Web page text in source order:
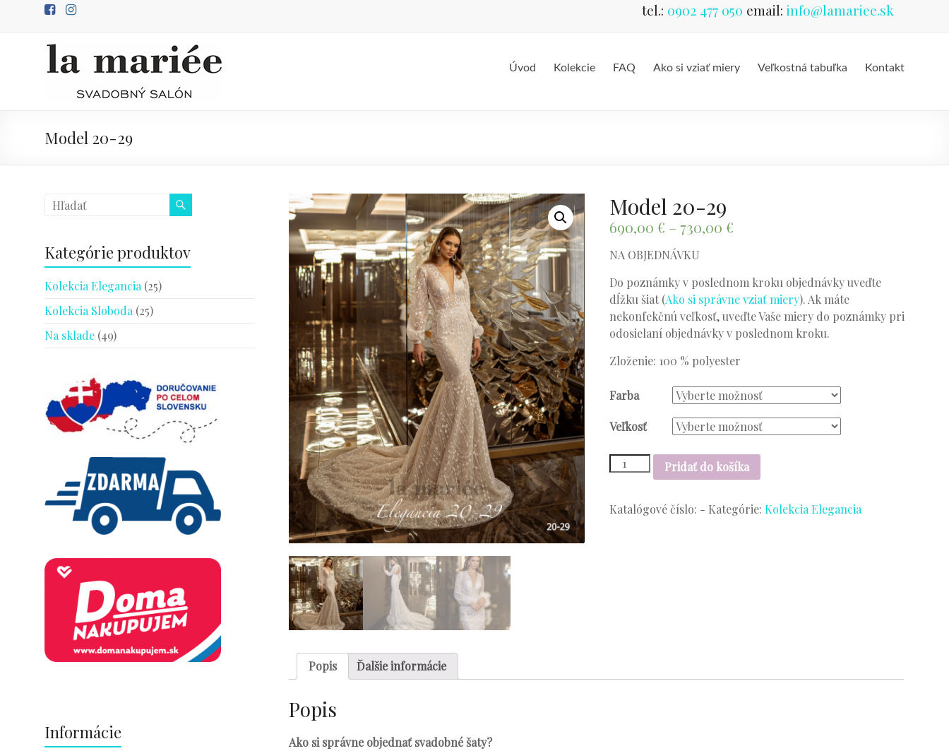
tel.: 0902 477 050 email: info@lamariee.sk
Predaj
svadobných
svadobný
Úvod Kolekcie FAQ Ako si vziať miery Veľkostná tabuľka Kontakt
Model 20-29
Model 20-29
690,00 € – 730,00 €
NA OBJEDNÁVKU
Do poznámky v poslednom kroku objednávky uveďte
dĺžku šiat (Ako si správne vziať miery). Ak máte
nekonfekčnú veľkosť, uveďte Vaše miery do poznámky pri
odosielaní objednávky v poslednom kroku.
Zloženie: 100 % polyester
Farba
Veľkosť
množstvo
Model
29
Pridať do košíka
Katalógové číslo: - Kategórie: Kolekcia Elegancia
Popis Ďalšie informácie
Popis
Ako si správne objednať svadobné šaty?
Kategórie produktov
Kolekcia Elegancia (25)
Kolekcia Sloboda (25)
Na sklade (49)
Informácie